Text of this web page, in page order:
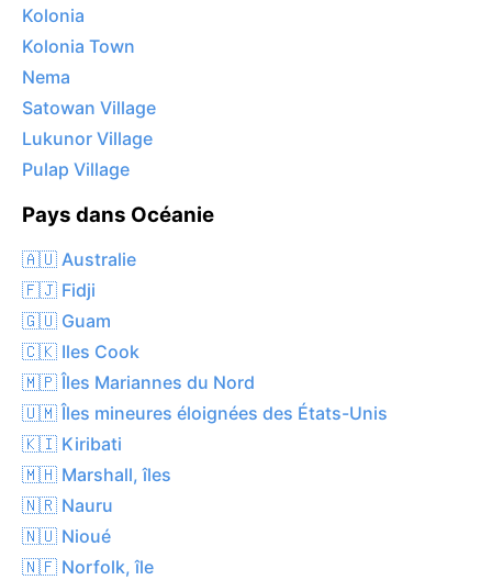
Kolonia
Kolonia Town
Nema
Satowan Village
Lukunor Village
Pulap Village
Pays dans Océanie
🇦🇺 Australie
🇫🇯 Fidji
🇬🇺 Guam
🇨🇰 Iles Cook
🇲🇵 Îles Mariannes du Nord
🇺🇲 Îles mineures éloignées des États-Unis
🇰🇮 Kiribati
🇲🇭 Marshall, îles
🇳🇷 Nauru
🇳🇺 Nioué
🇳🇫 Norfolk, île